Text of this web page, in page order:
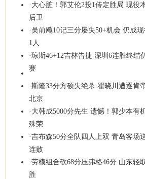
· 大心脏！郭艾伦2投1传定胜局 现役
后卫
·吴前飚10记三分屡失50+机会 仍成
1人
·琼斯46+12吉林告捷 深圳6连胜终结
赛
·斯隆33分方硕失绝杀 翟晓川遭逐肯
北京
· 大韩成5000分先生 遗憾！郭少本有
殊荣
·吉布森50分全队四人上双 青岛客场
连败
·劳模组合砍68分压弗格46分 山东轻
胜